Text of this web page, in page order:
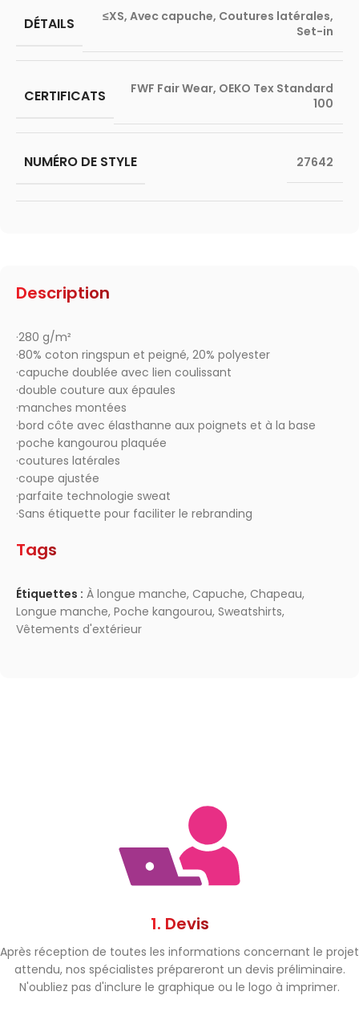
Description
·280 g/m²
·80% coton ringspun et peigné, 20% polyester
·capuche doublée avec lien coulissant
·double couture aux épaules
·manches montées
·bord côte avec élasthanne aux poignets et à la base
·poche kangourou plaquée
·coutures latérales
·coupe ajustée
·parfaite technologie sweat
·Sans étiquette pour faciliter le rebranding
Tags
Étiquettes : À longue manche, Capuche, Chapeau,
Longue manche, Poche kangourou, Sweatshirts,
Vêtements d'extérieur
DÉTAILS ≤XS, Avec capuche, Coutures latérales,
Set-in
CERTIFICATS FWF Fair Wear, OEKO Tex Standard
100
NUMÉRO DE STYLE 27642
1. Devis
Après réception de toutes les informations concernant le projet
attendu, nos spécialistes prépareront un devis préliminaire.
N'oubliez pas d'inclure le graphique ou le logo à imprimer.